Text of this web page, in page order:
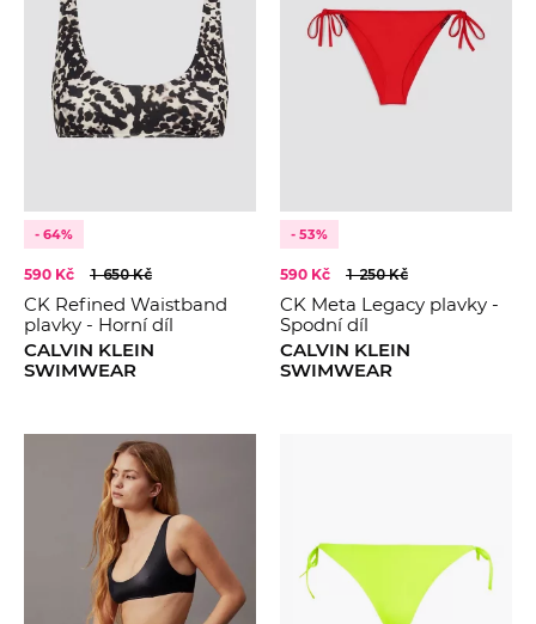
- 64%
590 Kč 1 650 Kč
CK Refined Waistband
plavky - Horní díl
CALVIN KLEIN
SWIMWEAR
- 53%
590 Kč 1 250 Kč
CK Meta Legacy plavky -
Spodní díl
CALVIN KLEIN
SWIMWEAR